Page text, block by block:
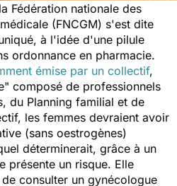
Fédération nationale des
(FNCGM) s'est dite
à l'idée d'une pilule
ordonnance en pharmacie.
émise par un collectif,
composé de professionnels
du Planning familial et de
les femmes devraient avoir
(sans oestrogènes)
déterminerait, grâce à un
présente un risque. Elle
consulter un gynécologue